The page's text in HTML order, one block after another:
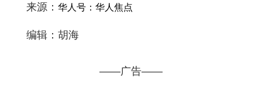
来源：华人号：华人焦点
编辑：胡海
——广告——